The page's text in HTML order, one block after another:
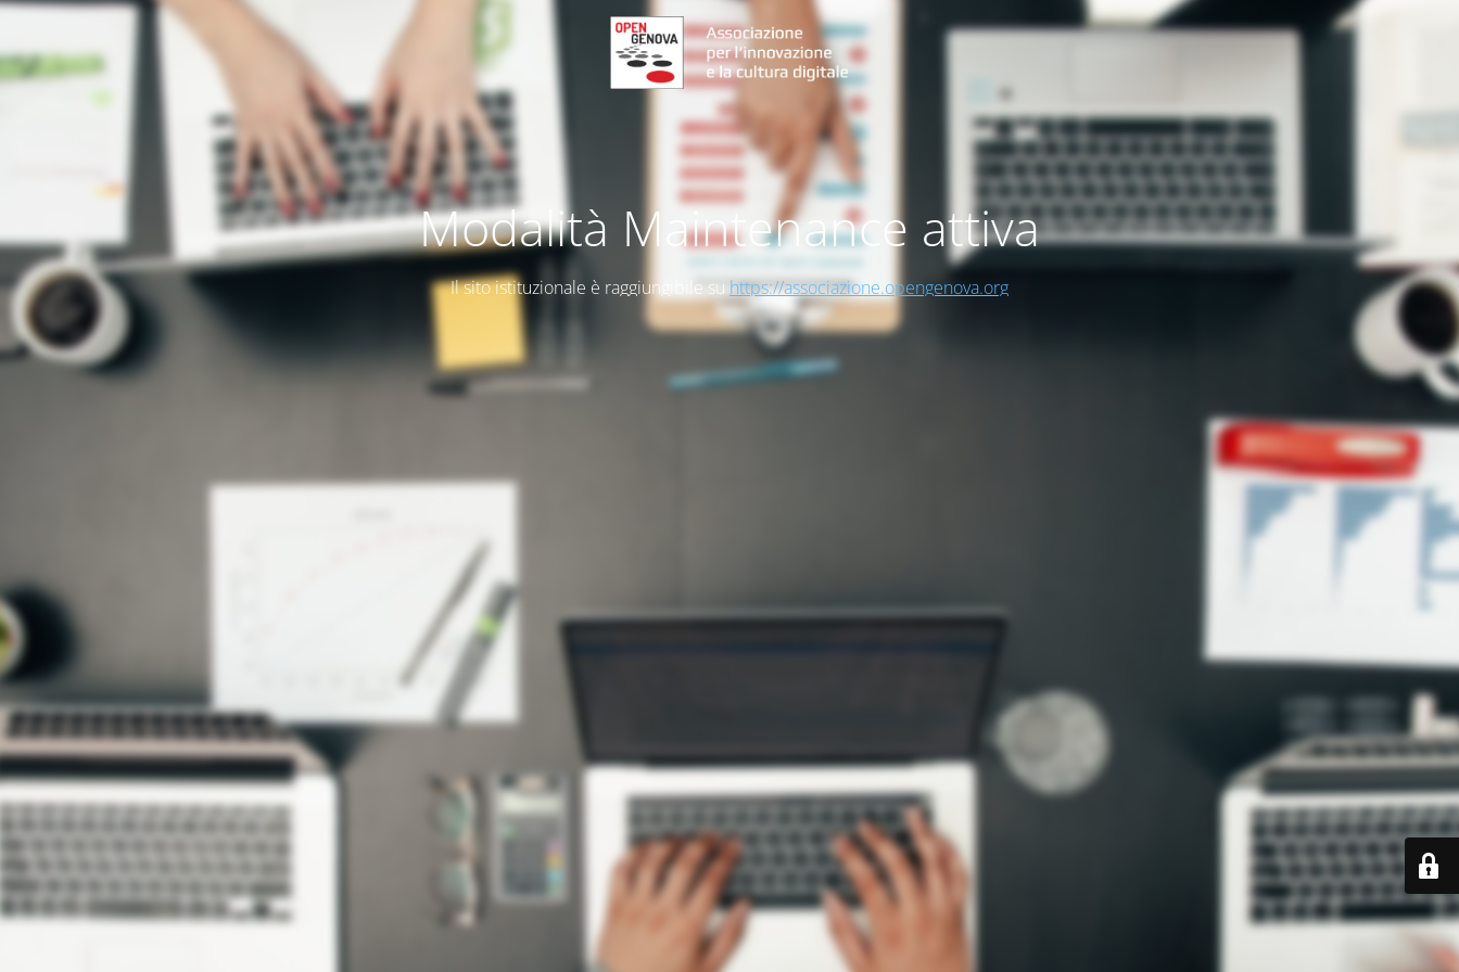
Modalità Maintenance attiva
Il sito istituzionale è raggiungibile su https://associazione.opengenova.org